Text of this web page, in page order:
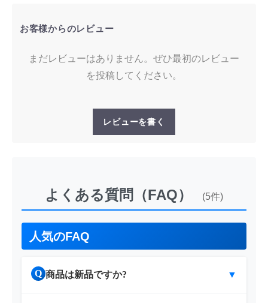
お客様からのレビュー
まだレビューはありません。ぜひ最初のレビュー
を投稿してください。
レビューを書く
よくある質問（FAQ） (5件)
人気のFAQ
Q 商品は新品ですか? ▼